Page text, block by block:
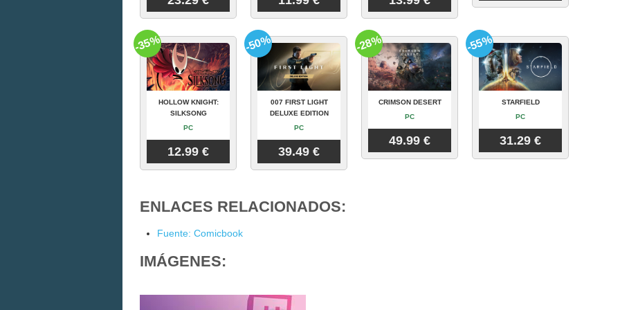
HOLLOW KNIGHT:
SILKSONG
PC
12.99 €
-35%
007 FIRST LIGHT
DELUXE EDITION
PC
39.49 €
-50%
CRIMSON DESERT
PC
49.99 €
-28%
STARFIELD
PC
31.29 €
-55%
ENLACES RELACIONADOS:
Fuente: Comicbook
IMÁGENES: